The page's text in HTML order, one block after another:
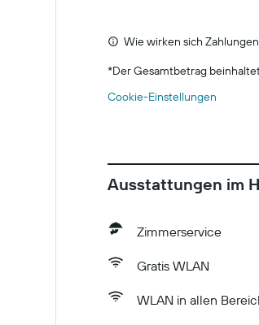
Wie wirken sich
*Der Gesamtbetrag
Cookie-Einstellungen
Ausstattungen im
Zimmerservice
Gratis WLAN
WLAN in allen